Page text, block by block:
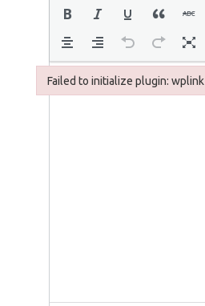
Failed to initialize plugin: wplink
Failed to initialize plugin: wplink